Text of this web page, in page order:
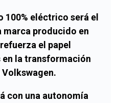
100% eléctrico será el
marca producido en
el papel
la transformación
con una autonomía